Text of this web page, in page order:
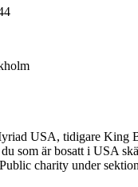
USA, tidigare King
som är bosatt i USA
charity under